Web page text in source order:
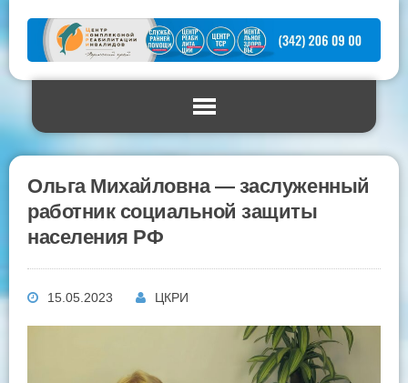
Ольга Михайловна — заслуженный
работник социальной защиты
населения РФ
15.05.2023 ЦКРИ